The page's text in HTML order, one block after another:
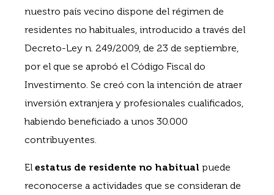
nuestro país vecino dispone del régimen de
residentes no habituales, introducido a través del
Decreto-Ley n. 249/2009, de 23 de septiembre,
por el que se aprobó el Código Fiscal do
Investimento. Se creó con la intención de atraer
inversión extranjera y profesionales cualificados,
habiendo beneficiado a unos 30.000
contribuyentes.
El estatus de residente no habitual puede
reconocerse a actividades que se consideran de